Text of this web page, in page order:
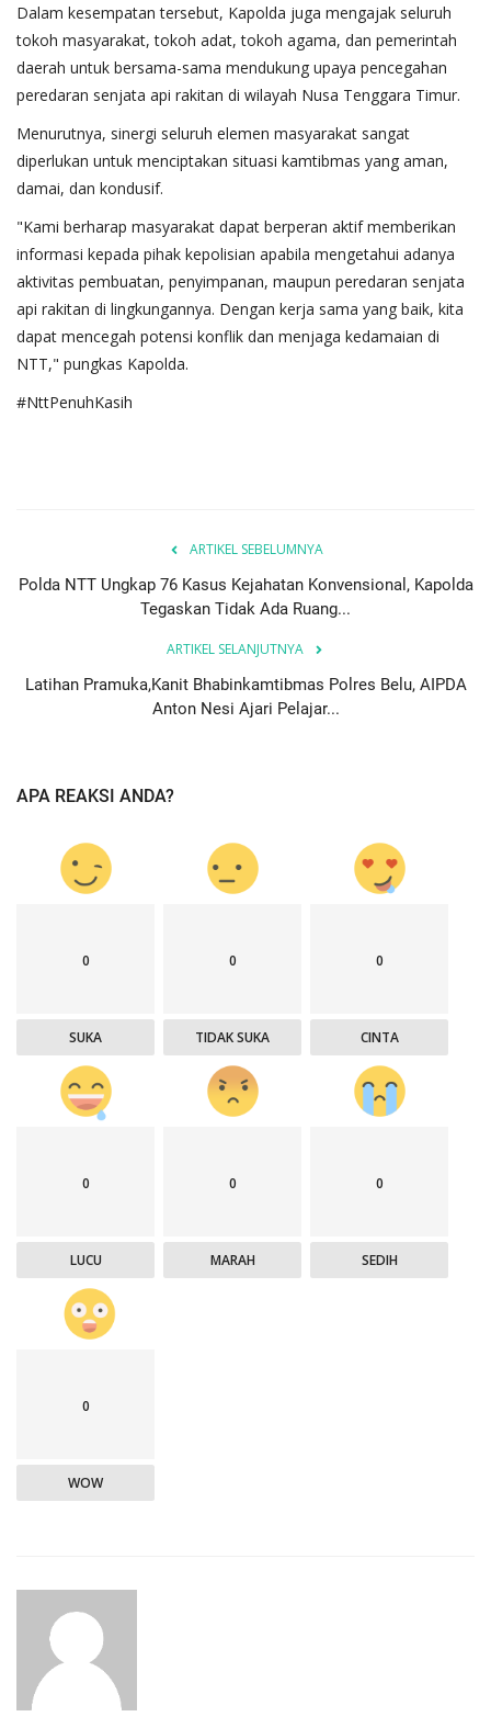
Dalam kesempatan tersebut, Kapolda juga mengajak seluruh
tokoh masyarakat, tokoh adat, tokoh agama, dan pemerintah
daerah untuk bersama-sama mendukung upaya pencegahan
peredaran senjata api rakitan di wilayah Nusa Tenggara Timur.
Menurutnya, sinergi seluruh elemen masyarakat sangat
diperlukan untuk menciptakan situasi kamtibmas yang aman,
damai, dan kondusif.
"Kami berharap masyarakat dapat berperan aktif memberikan
informasi kepada pihak kepolisian apabila mengetahui adanya
aktivitas pembuatan, penyimpanan, maupun peredaran senjata
api rakitan di lingkungannya. Dengan kerja sama yang baik, kita
dapat mencegah potensi konflik dan menjaga kedamaian di
NTT," pungkas Kapolda.
#NttPenuhKasih
ARTIKEL SEBELUMNYA
Polda NTT Ungkap 76 Kasus Kejahatan Konvensional, Kapolda
Tegaskan Tidak Ada Ruang...
ARTIKEL SELANJUTNYA
Latihan Pramuka,Kanit Bhabinkamtibmas Polres Belu, AIPDA
Anton Nesi Ajari Pelajar...
APA REAKSI ANDA?
0
SUKA
0
TIDAK SUKA
0
CINTA
0
LUCU
0
MARAH
0
SEDIH
0
WOW